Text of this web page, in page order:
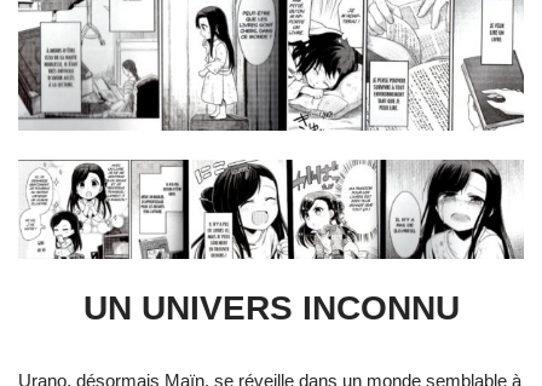
UN UNIVERS INCONNU
Urano, désormais Maïn, se réveille dans un monde semblable à